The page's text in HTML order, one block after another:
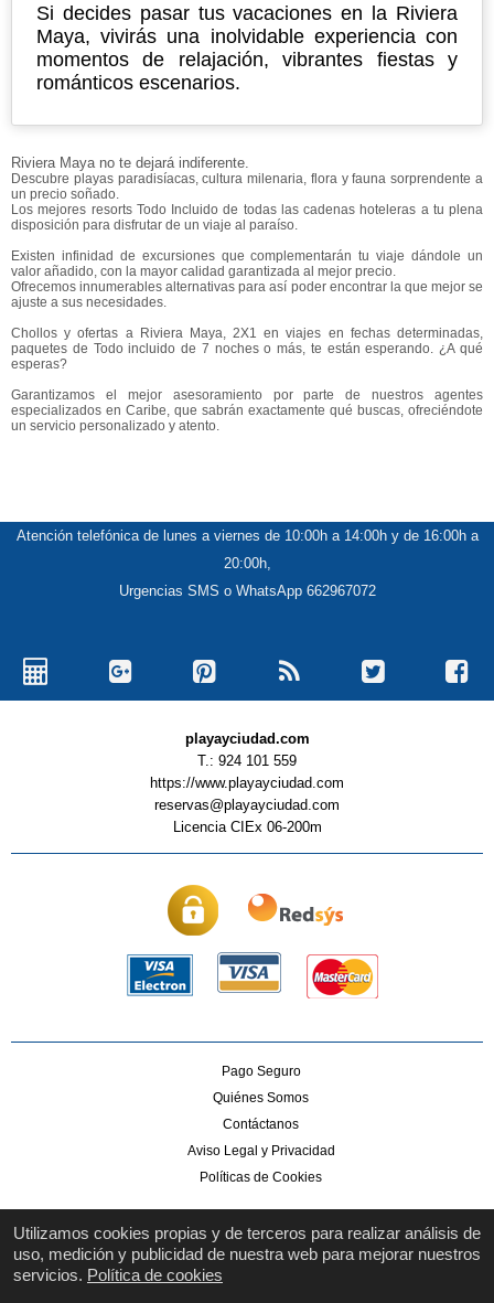
Utilizamos cookies propias y de terceros para realizar análisis de
uso, medición y publicidad de nuestra web para mejorar nuestros
servicios. Política de cookies
Si decides pasar tus vacaciones en la Riviera
Maya, vivirás una inolvidable experiencia con
momentos de relajación, vibrantes fiestas y
románticos escenarios.
Riviera Maya no te dejará indiferente.
Descubre playas paradisíacas, cultura milenaria, flora y fauna sorprendente a
un precio soñado.
Los mejores resorts Todo Incluido de todas las cadenas hoteleras a tu plena
disposición para disfrutar de un viaje al paraíso.
Existen infinidad de excursiones que complementarán tu viaje dándole un
valor añadido, con la mayor calidad garantizada al mejor precio.
Ofrecemos innumerables alternativas para así poder encontrar la que mejor se
ajuste a sus necesidades.
Chollos y ofertas a Riviera Maya, 2X1 en viajes en fechas determinadas,
paquetes de Todo incluido de 7 noches o más, te están esperando. ¿A qué
esperas?
Garantizamos el mejor asesoramiento por parte de nuestros agentes
especializados en Caribe, que sabrán exactamente qué buscas, ofreciéndote
un servicio personalizado y atento.
Atención telefónica de lunes a viernes de 10:00h a 14:00h y de 16:00h a
20:00h,
Urgencias SMS o WhatsApp 662967072
playayciudad.com
T.: 924 101 559
https://www.playayciudad.com
reservas@playayciudad.com
Licencia CIEx 06-200m
Pago Seguro
Quiénes Somos
Contáctanos
Aviso Legal y Privacidad
Políticas de Cookies